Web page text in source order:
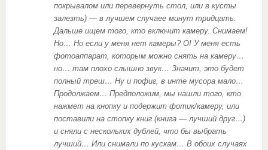
покрывалом или перевернуть стол, или в кусты
залезть) — в лучшем случаее минут тридцать.
Дальше ищем того, кто включит камеру. Снимаем!
Но… Но если у меня нет камеры? О! У меня есть
фотоаппарат, которым можно снять на камеру…
но… там плохо слышно звук… Значит, это будет
полный треш… Ну и пофиг, в инте мусора мало…
Продолжаем… Предположим, мы нашли того, кто
нажмет на кнопку и подержит фотик/камеру, или
поставили на стопку книг (книга — лучший друг…)
и сняли с нескольких дублей, что бы выбрать
лучший… Или снимали по кускам… В обоих случаях